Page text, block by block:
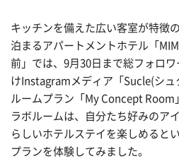
キッチンを備えた広い客室が特徴
泊まるアパートメントホテル「
前」では、9月30日まで総フォロ
けInstagramメディア「Sucle(シュ
ルームプラン「My Concept Room
ラボルームは、自分たち好みのア
らしいホテルステイを楽しめると
プランを体験してみました。